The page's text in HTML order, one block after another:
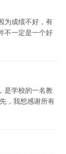
为成绩不好，有
不一定是一个好
是学校的一名教
，我想感谢所有